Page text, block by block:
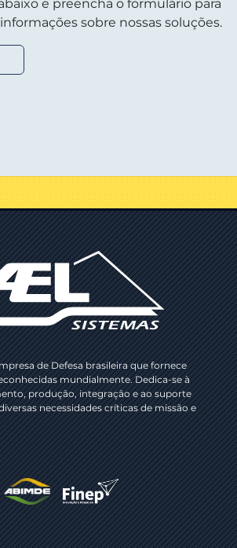
e preencha o formulário para
sobre nossas soluções.
de Defesa brasileira que fornece
mundialmente. Dedica-se à
produção, integração e ao suporte
necessidades críticas de missão e